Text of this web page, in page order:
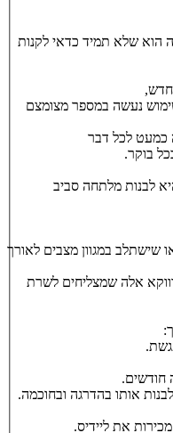
שלא תמיד כדאי לקנות
חדש,
נעשה במספר מצומצם
כמעט לכל דבר
בוקר.
לבנות מלתחה סביב
במגוון מצבים לאורך
אלה שמצליחים לשרת
חודשים.
אותו בהדרגה ובחוכמה.
את ליידיס.